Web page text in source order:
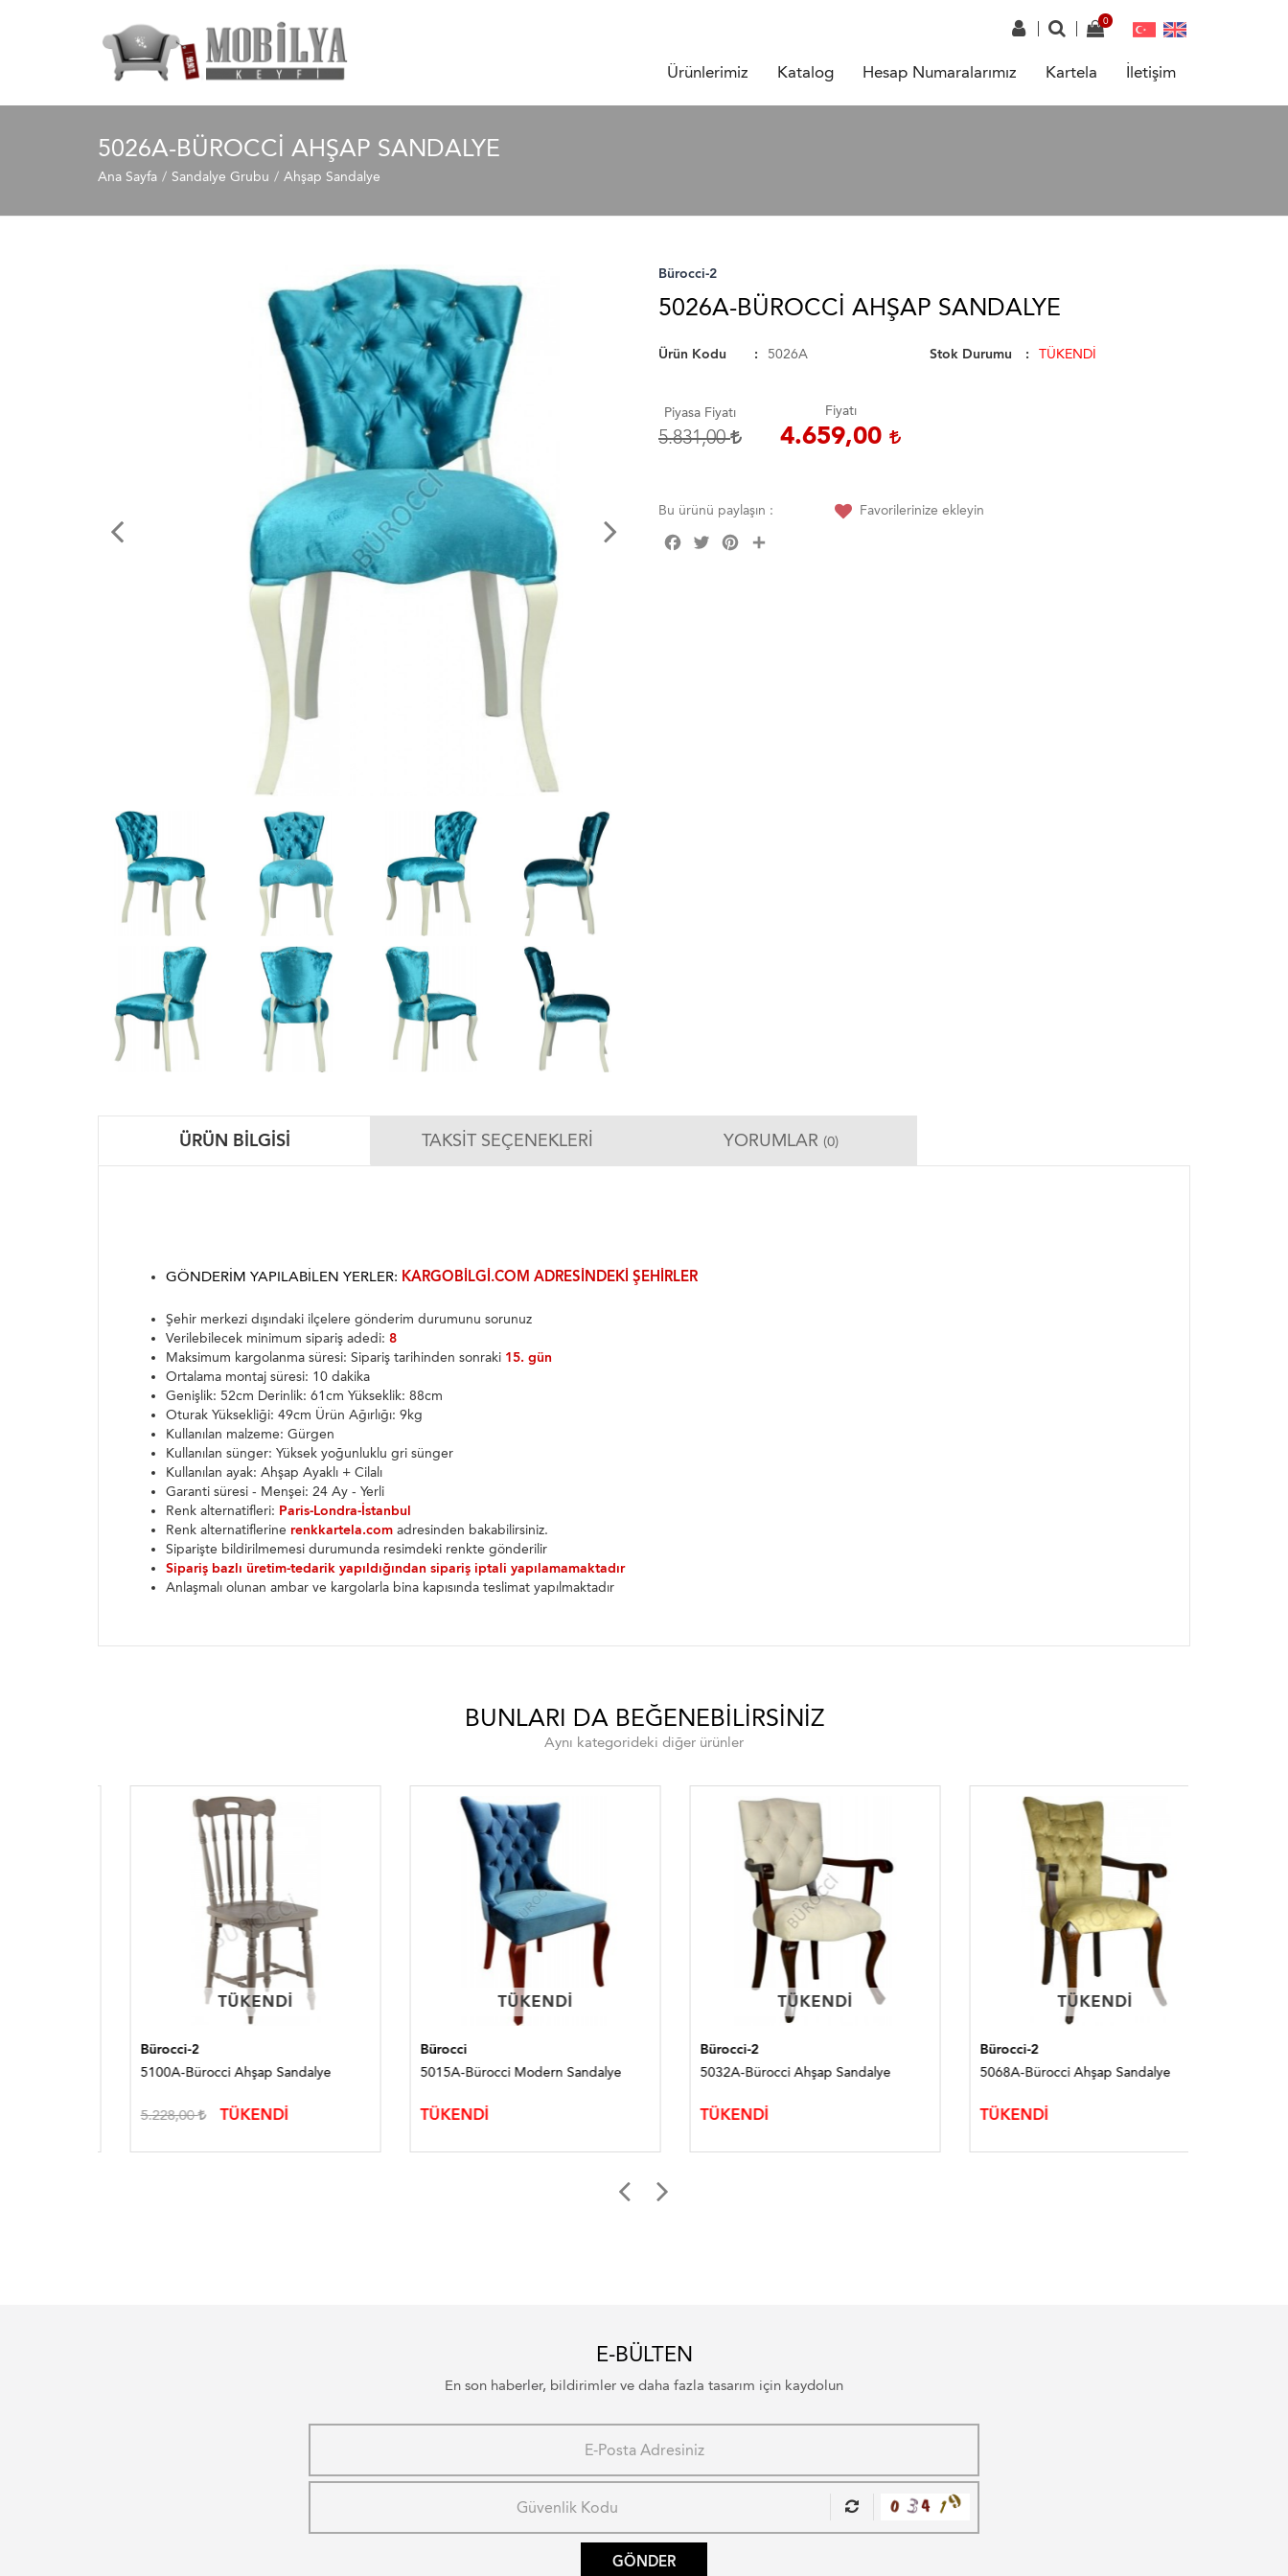
Ürünlerimiz Katalog Hesap Numaralarımız Kartela İletişim
5026A-BÜROCCI AHŞAP SANDALYE
Ana Sayfa Sandalye Grubu Ahşap Sandalye
Bürocci-2
5026A-BÜROCCI AHŞAP SANDALYE
Ürün Kodu 5026A Stok Durumu TÜKENDİ
Piyasa Fiyatı
5.831,00
Fiyatı
4.659,00
Bu ürünü paylaşın :
FacebookTwitterPinterest
Favorilerinize ekleyin
ÜRÜN BILGISI TAKSIT SEÇENEKLERI YORUMLAR (0)
GÖNDERIM YAPILABILEN YERLER: KARGOBILGI.COM ADRESINDEKI ŞEHIRLER
Şehir merkezi dışındaki ilçelere gönderim durumunu sorunuz
Verilebilecek minimum sipariş adedi: 8
Maksimum kargolanma süresi: Sipariş tarihinden sonraki 15. gün
Ortalama montaj süresi: 10 dakika
Genişlik: 52cm Derinlik: 61cm Yükseklik: 88cm
Oturak Yüksekliği: 49cm Ürün Ağırlığı: 9kg
Kullanılan malzeme: Gürgen
Kullanılan sünger: Yüksek yoğunluklu gri sünger
Kullanılan ayak: Ahşap Ayaklı + Cilalı
Garanti süresi - Menşei: 24 Ay - Yerli
Renk alternatifleri: Paris-Londra-İstanbul
Renk alternatiflerine renkkartela.com adresinden bakabilirsiniz.
Siparişte bildirilmemesi durumunda resimdeki renkte gönderilir
Sipariş bazlı üretim-tedarik yapıldığından sipariş iptali yapılamamaktadır
Anlaşmalı olunan ambar ve kargolarla bina kapısında teslimat yapılmaktadır
BUNLARI DA BEĞENEBILIRSINIZ
Aynı kategorideki diğer ürünler
TÜKENDI
TÜKENDI
Bürocci-2
5100A-Bürocci Ahşap Sandalye
5.228,00 TÜKENDİ
TÜKENDI
TÜKENDI
Bürocci
5015A-Bürocci Modern Sandalye
TÜKENDİ
TÜKENDI
TÜKENDI
Bürocci-2
5032A-Bürocci Ahşap Sandalye
TÜKENDİ
TÜKENDI
TÜKENDI
Bürocci-2
5068A-Bürocci Ahşap Sandalye
TÜKENDİ
E-BÜLTEN
En son haberler, bildirimler ve daha fazla tasarım için kaydolun
GÖNDER